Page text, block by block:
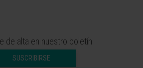
de alta en nuestro boletín
SUSCRIBIRSE